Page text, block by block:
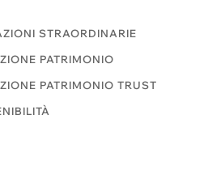
STRAORDINARIE
PATRIMONIO
PATRIMONIO TRUST